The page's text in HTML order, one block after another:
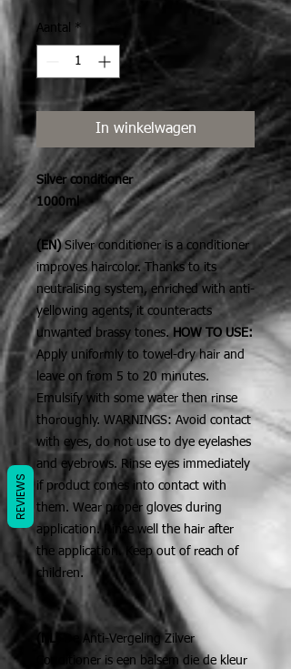
Aantal *
In winkelwagen
Silver conditioner
1000ml
(EN)Silver conditioner is a conditioner
improves haircolor. Thanks to its
neutralising system, enriched with anti-
yellowing agents, it counteracts
unwanted brassy tones. HOW TO USE:
Apply uniformly to towel-dry hair and
leave on from 5 to 20 minutes.
Emulsify with some water then rinse
thoroughly. WARNINGS: Avoid contact
with eyes, do not use to dye eyelashes
and eyebrows. Rinse eyes immediately
if product comes into contact with
them. Wear proper gloves during
application. Rinse well the hair after
the application. Keep out of reach of
children.
(NL)
De Anti-Vergeling Zilver
Conditioner is een balsem die de kleur
REVIEWS